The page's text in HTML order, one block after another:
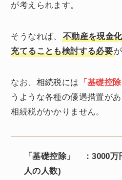
が考えられます。
そうなれば、
不動産を現金
充てることも検討する必要
なお、相続税には 「基礎控
うような各種の優遇措置が
相続税がかかりません。
「基礎控除」 ：3000万
人の人数)